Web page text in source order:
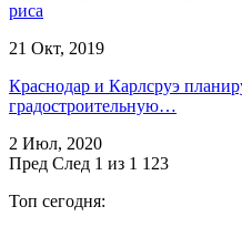
риса
21 Окт, 2019
Краснодар и Карлсруэ
градостроительную…
2 Июл, 2020
Пред След 1 из 1 123
Топ сегодня: